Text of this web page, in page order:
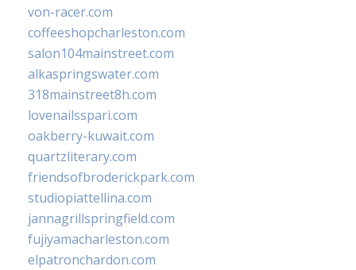
von-racer.com
coffeeshopcharleston.com
salon104mainstreet.com
alkaspringswater.com
318mainstreet8h.com
lovenailsspari.com
oakberry-kuwait.com
quartzliterary.com
friendsofbroderickpark.com
studiopiattellina.com
jannagrillspringfield.com
fujiyamacharleston.com
elpatronchardon.com